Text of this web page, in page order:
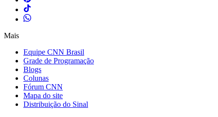
Mais
Equipe CNN Brasil
Grade de Programação
Blogs
Colunas
Fórum CNN
Mapa do site
Distribuição do Sinal